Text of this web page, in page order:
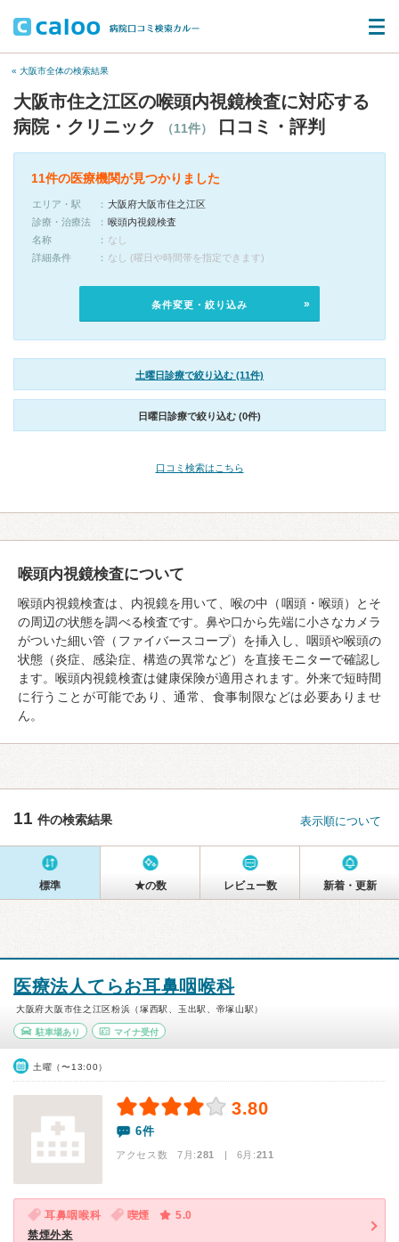
« 大阪市全体の検索結果
大阪市住之江区の喉頭内視鏡検査に対応する
病院・クリニック
（11件） 口コミ・評判
11件の医療機関が見つかりました
エリア・駅
大阪府大阪市住之江区
診療・治療法
喉頭内視鏡検査
名称
なし
詳細条件
なし (曜日や時間帯を指定できます)
条件変更・絞り込み
土曜日診療で絞り込む (11件)
日曜日診療で絞り込む (0件)
口コミ検索はこちら
喉頭内視鏡検査について
喉頭内視鏡検査は、内視鏡を用いて、喉の中（咽頭・喉頭）とそ
の周辺の状態を調べる検査です。鼻や口から先端に小さなカメラ
がついた細い管（ファイバースコープ）を挿入し、咽頭や喉頭の
状態（炎症、感染症、構造の異常など）を直接モニターで確認し
ます。喉頭内視鏡検査は健康保険が適用されます。外来で短時間
に行うことが可能であり、通常、食事制限などは必要ありませ
ん。
11 件の検索結果 表示順について
標準 ★の数 レビュー数 新着・更新
医療法人てらお耳鼻咽喉科
大阪府大阪市住之江区粉浜（塚西駅、玉出駅、帝塚山駅）
駐車場あり マイナ受付
土曜（〜13:00）
3.80
6件
アクセス数 7月:281 | 6月:211
耳鼻咽喉科 喫煙
5.0
禁煙外来